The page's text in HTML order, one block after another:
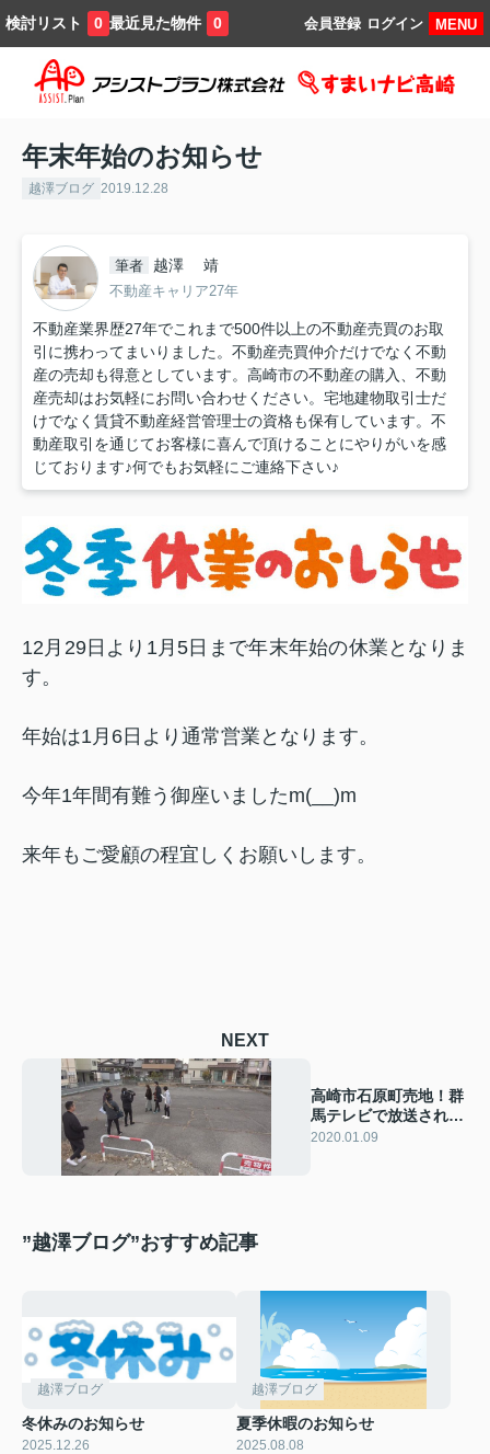
検討リスト 0 最近見た物件 0 MENU
ログイン
会員登録
年末年始のお知らせ
越澤ブログ 2019.12.28
筆者 越澤 靖
不動産キャリア27年
不動産業界歴27年でこれまで500件以上の不動産売買のお取
引に携わってまいりました。不動産売買仲介だけでなく不動
産の売却も得意としています。高崎市の不動産の購入、不動
産売却はお気軽にお問い合わせください。宅地建物取引士だ
けでなく賃貸不動産経営管理士の資格も保有しています。不
動産取引を通じてお客様に喜んで頂けることにやりがいを感
じております♪何でもお気軽にご連絡下さい♪
12月29日より1月5日まで年末年始の休業となりま
す。
年始は1月6日より通常営業となります。
今年1年間有難う御座いましたm(__)m
来年もご愛顧の程宜しくお願いします。
NEXT
高崎市石原町売地！群
馬テレビで放送されま
した（笑）
2020.01.09
”越澤ブログ”おすすめ記事
越澤ブログ
冬休みのお知らせ
2025.12.26
越澤ブログ
夏季休暇のお知らせ
2025.08.08